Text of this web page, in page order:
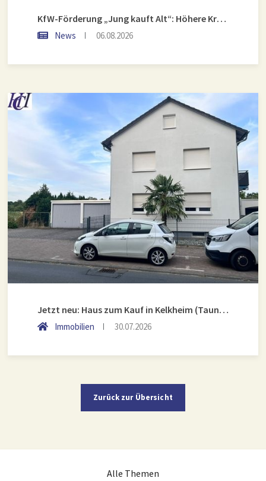
KfW-Förderung „Jung kauft Alt“: Höhere Kredite ab August 2026
News 06.08.2026
Jetzt neu: Haus zum Kauf in Kelkheim (Taunus)
Immobilien 30.07.2026
Zurück zur Übersicht
Alle Themen